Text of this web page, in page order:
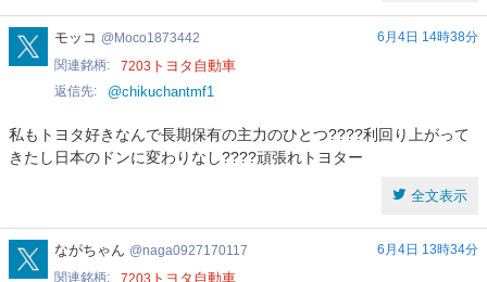
Moco1873442
モッコ Moco1873442
6月4日 14時38分
関連銘柄
7203 トヨタ自動車
返信先 @chikuchantmf1
私もトヨタ好きなんで長期保有の主力のひとつ????利回り上がって
きたし日本のドンに変わりなし????頑張れトヨター
全文表示
naga0927170117
ながちゃん naga0927170117
6月4日 13時34分
関連銘柄
7203 トヨタ自動車